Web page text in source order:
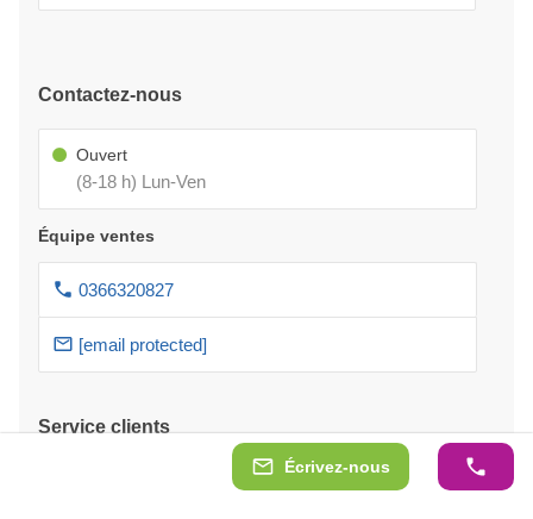
Écrivez-nous
Contactez-nous
Ouvert
(8-18 h) Lun-Ven
Équipe ventes
0366320827
[email protected]
Service clients